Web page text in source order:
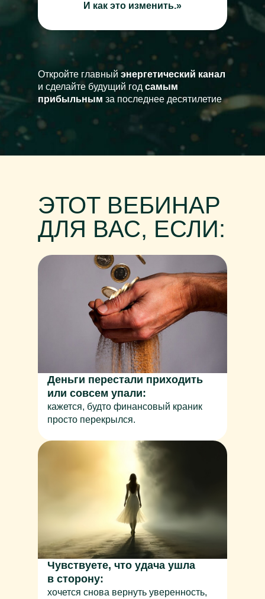
Откройте главный энергетический канал
и сделайте будущий год самым
прибыльным за последнее десятилетие
И как это изменить.»
Деньги перестали приходить
или совсем упали:
кажется, будто финансовый краник
просто перекрылся.
Чувствуете, что удача ушла
в сторону:
хочется снова вернуть уверенность,
ЭТОТ ВЕБИНАР
ДЛЯ ВАС, ЕСЛИ: